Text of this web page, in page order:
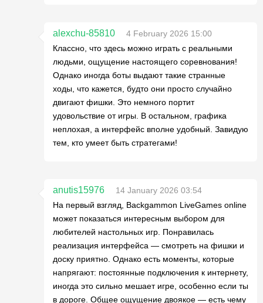
alexchu-85810
4 February 2026 15:00
Классно, что здесь можно играть с реальными
людьми, ощущение настоящего соревнования!
Однако иногда боты выдают такие странные
ходы, что кажется, будто они просто случайно
двигают фишки. Это немного портит
удовольствие от игры. В остальном, графика
неплохая, а интерфейс вполне удобный. Завидую
тем, кто умеет быть стратегами!
anutis15976
14 January 2026 03:54
На первый взгляд, Backgammon LiveGames online
может показаться интересным выбором для
любителей настольных игр. Понравилась
реализация интерфейса — смотреть на фишки и
доску приятно. Однако есть моменты, которые
напрягают: постоянные подключения к интернету,
иногда это сильно мешает игре, особенно если ты
в дороге. Общее ощущение двоякое — есть чему